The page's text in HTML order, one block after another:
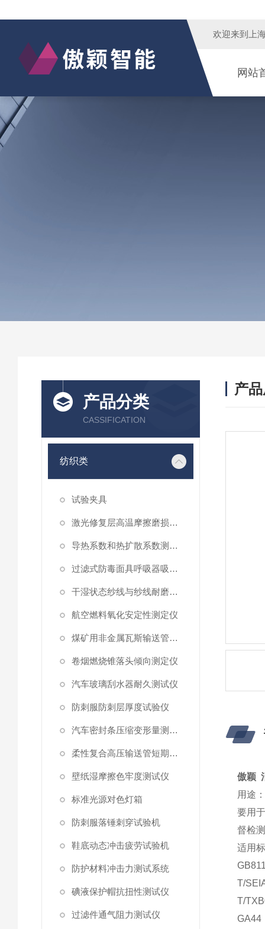
欢迎来到 上
网站
产品分类
CASSIFICATION
纺织类
试验夹具
激光修复层高温摩擦磨损性能试验仪
导热系数和热扩散系数测定仪
过滤式防毒面具呼吸器吸附系数测定仪
干湿状态纱线与纱线耐磨性试验仪
航空燃料氧化安定性测定仪
煤矿用非金属瓦斯输送管材耐正压力测试仪
卷烟燃烧锥落头倾向测定仪
汽车玻璃刮水器耐久测试仪
防刺服防刺层厚度试验仪
汽车密封条压缩变形量测试仪
柔性复合高压输送管短期静水压强度测试仪
壁纸湿摩擦色牢度测试仪
标准光源对色灯箱
防刺服落锤刺穿试验机
鞋底动态冲击疲劳试验机
防护材料冲击力测试系统
碘液保护帽抗扭性测试仪
过滤件通气阻力测试仪
产
傲颖
用途
要用
督检
适用
T/
T/
GA44